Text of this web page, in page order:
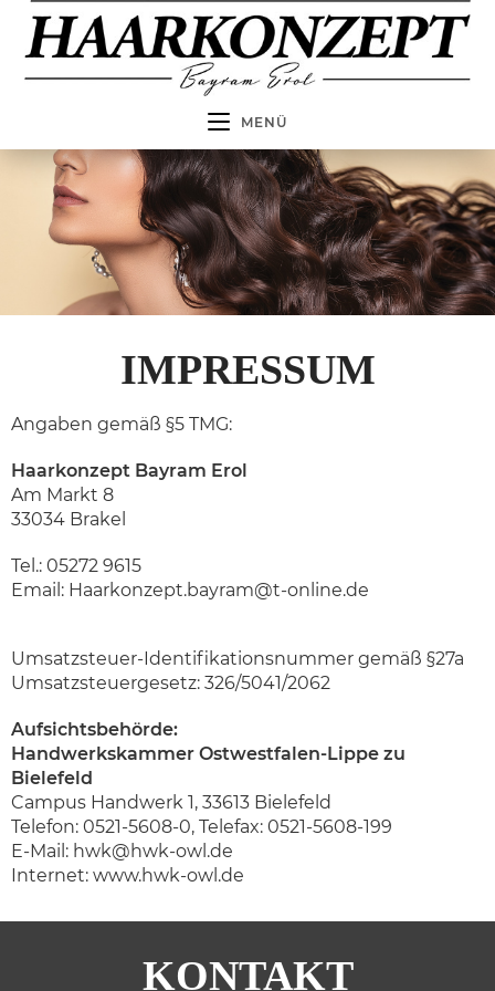
MENÜ
IMPRESSUM
Angaben gemäß §5 TMG:
Haarkonzept Bayram Erol
Am Markt 8
33034 Brakel
Tel.: 05272 9615
Email: Haarkonzept.bayram@t-online.de
Umsatzsteuer-Identifikationsnummer gemäß §27a
Umsatzsteuergesetz: 326/5041/2062
Aufsichtsbehörde:
Handwerkskammer Ostwestfalen-Lippe zu
Bielefeld
Campus Handwerk 1, 33613 Bielefeld
Telefon: 0521-5608-0, Telefax: 0521-5608-199
E-Mail: hwk@hwk-owl.de
Internet: www.hwk-owl.de
KONTAKT